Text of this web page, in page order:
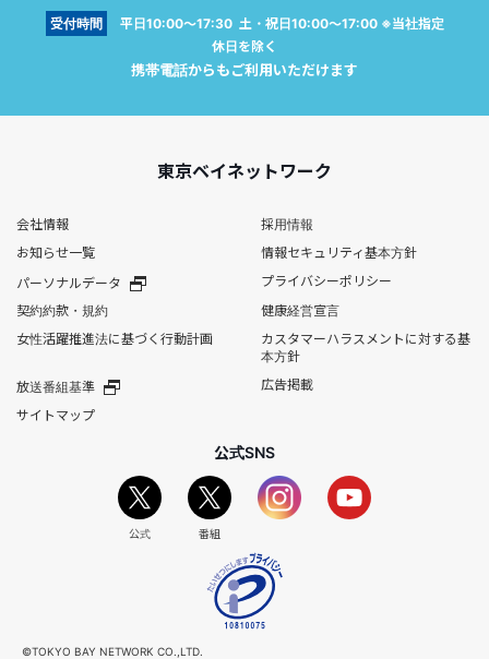
受付時間
平日10:00～17:30 土・祝日10:00～17:00 ※当社指定
休日を除く
携帯電話からもご利用いただけます
東京ベイネットワーク
会社情報
採用情報
お知らせ一覧
情報セキュリティ基本方針
パーソナルデータ
プライバシーポリシー
契約約款・規約
健康経営宣言
女性活躍推進法に基づく行動計画
カスタマーハラスメントに対する基
本方針
放送番組基準
広告掲載
サイトマップ
公式SNS
公式 番組
©TOKYO BAY NETWORK CO.,LTD.